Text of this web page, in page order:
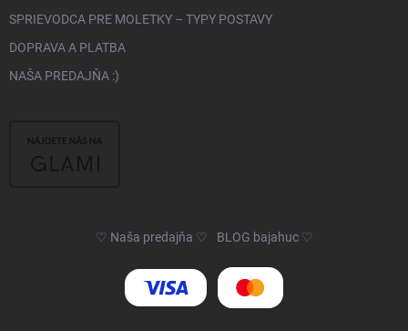
SPRIEVODCA PRE MOLETKY – TYPY POSTAVY
DOPRAVA A PLATBA
NAŠA PREDAJŇA :)
♡ Naša predajňa ♡ BLOG bajahuc ♡